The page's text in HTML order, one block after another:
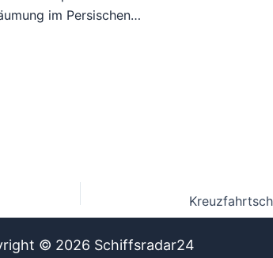
im Persischen…
© 2026 Schiffsradar24